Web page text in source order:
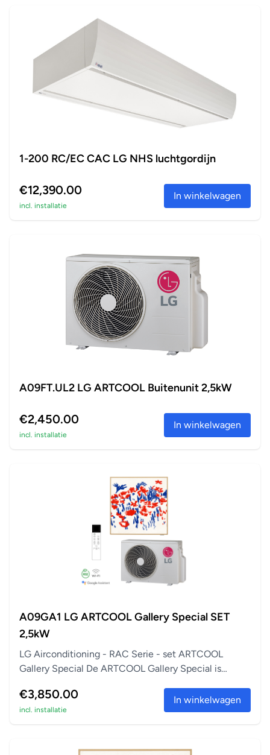
1-200 RC/EC CAC LG NHS luchtgordijn
€12,390.00
incl. installatie
In winkelwagen
A09FT.UL2 LG ARTCOOL Buitenunit 2,5kW
€2,450.00
incl. installatie
In winkelwagen
A09GA1 LG ARTCOOL Gallery Special SET
2,5kW
LG Airconditioning - RAC Serie - set ARTCOOL
Gallery Special De ARTCOOL Gallery Special is
€3,850.00
incl. installatie
In winkelwagen